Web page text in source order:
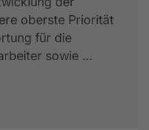
oberste Priorität
für die
sowie ...